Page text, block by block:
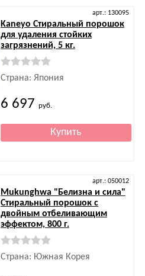
арт.: 130095
Kaneyo Стиральный порошок
для удаления стойких
загрязнений, 5 кг.
Страна: Япония
6 697 руб.
арт.: 050012
Mukunghwa "Белизна и сила"
Стиральный порошок с
двойным отбеливающим
эффектом, 800 г.
Страна: Южная Корея